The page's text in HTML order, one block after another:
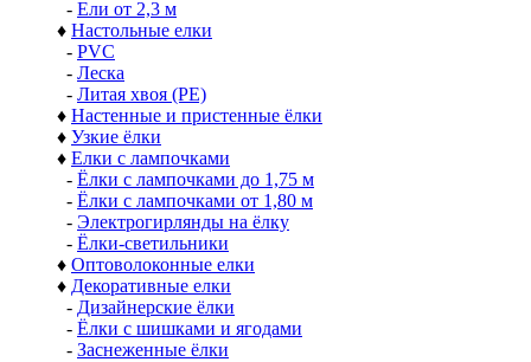
- Ели от 2,3 м
♦ Настольные елки
- PVC
- Леска
- Литая хвоя (РЕ)
♦ Настенные и пристенные ёлки
♦ Узкие ёлки
♦ Елки с лампочками
- Ёлки с лампочками до 1,75 м
- Ёлки с лампочками от 1,80 м
- Электрогирлянды на ёлку
- Ёлки-светильники
♦ Оптоволоконные елки
♦ Декоративные елки
- Дизайнерские ёлки
- Ёлки с шишками и ягодами
- Заснеженные ёлки